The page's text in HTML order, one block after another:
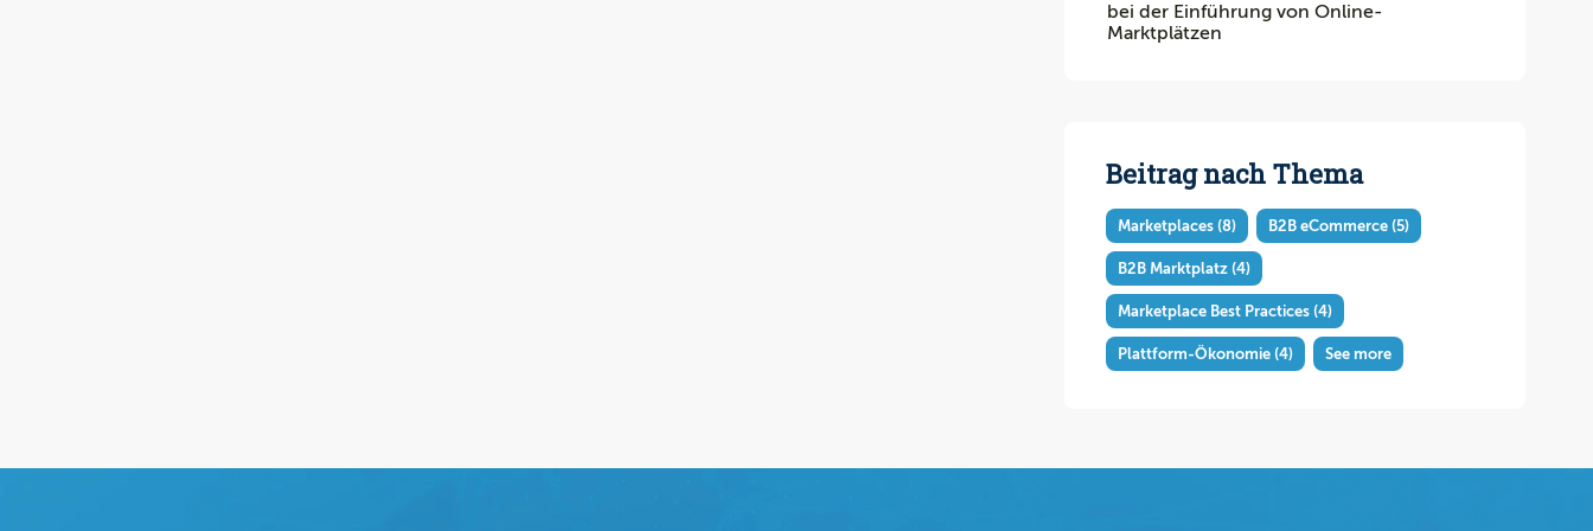
bei der Einführung von Online-
Marktplätzen
Beitrag nach Thema
Marketplaces(8) B2B eCommerce(5)
B2B Marktplatz(4)
Marketplace Best Practices(4)
Plattform-Ökonomie(4) See more